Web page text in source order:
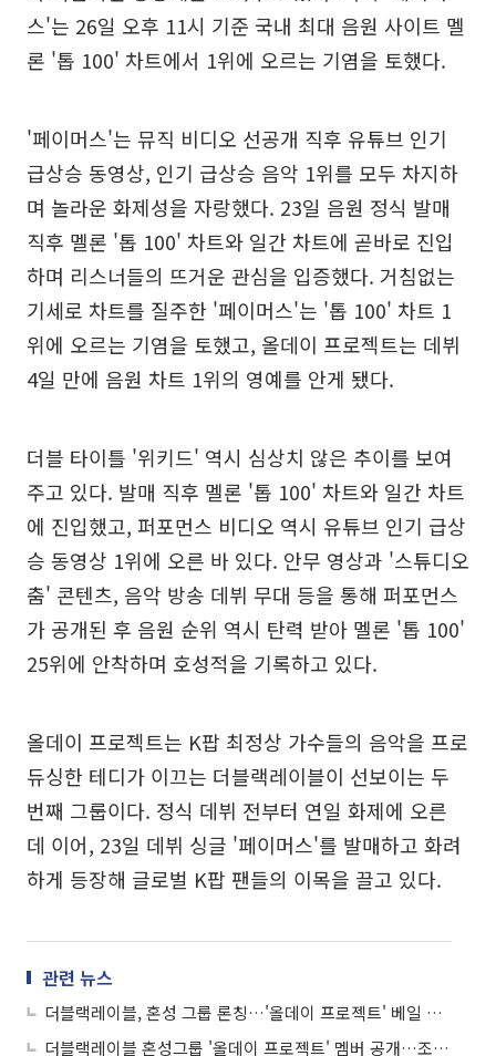
스'는 26일 오후 11시 기준 국내 최대 음원 사이트 멜
론 '톱 100' 차트에서 1위에 오르는 기염을 토했다.
'페이머스'는 뮤직 비디오 선공개 직후 유튜브 인기
급상승 동영상, 인기 급상승 음악 1위를 모두 차지하
며 놀라운 화제성을 자랑했다. 23일 음원 정식 발매
직후 멜론 '톱 100' 차트와 일간 차트에 곧바로 진입
하며 리스너들의 뜨거운 관심을 입증했다. 거침없는
기세로 차트를 질주한 '페이머스'는 '톱 100' 차트 1
위에 오르는 기염을 토했고, 올데이 프로젝트는 데뷔
4일 만에 음원 차트 1위의 영예를 안게 됐다.
더블 타이틀 '위키드' 역시 심상치 않은 추이를 보여
주고 있다. 발매 직후 멜론 '톱 100' 차트와 일간 차트
에 진입했고, 퍼포먼스 비디오 역시 유튜브 인기 급상
승 동영상 1위에 오른 바 있다. 안무 영상과 '스튜디오
춤' 콘텐츠, 음악 방송 데뷔 무대 등을 통해 퍼포먼스
가 공개된 후 음원 순위 역시 탄력 받아 멜론 '톱 100'
25위에 안착하며 호성적을 기록하고 있다.
올데이 프로젝트는 K팝 최정상 가수들의 음악을 프로
듀싱한 테디가 이끄는 더블랙레이블이 선보이는 두
번째 그룹이다. 정식 데뷔 전부터 연일 화제에 오른
데 이어, 23일 데뷔 싱글 '페이머스'를 발매하고 화려
하게 등장해 글로벌 K팝 팬들의 이목을 끌고 있다.
관련 뉴스
더블랙레이블, 혼성 그룹 론칭…'올데이 프로젝트' 베일 벗었다
더블랙레이블 혼성그룹 '올데이 프로젝트' 멤버 공개…조우찬·영서·문서윤 등